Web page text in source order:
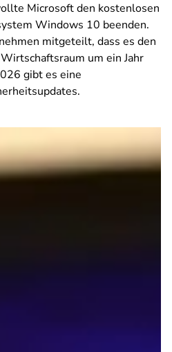
Microsoft den kostenlosen
Windows 10 beenden.
mitgeteilt, dass es den
um ein Jahr
gibt es eine